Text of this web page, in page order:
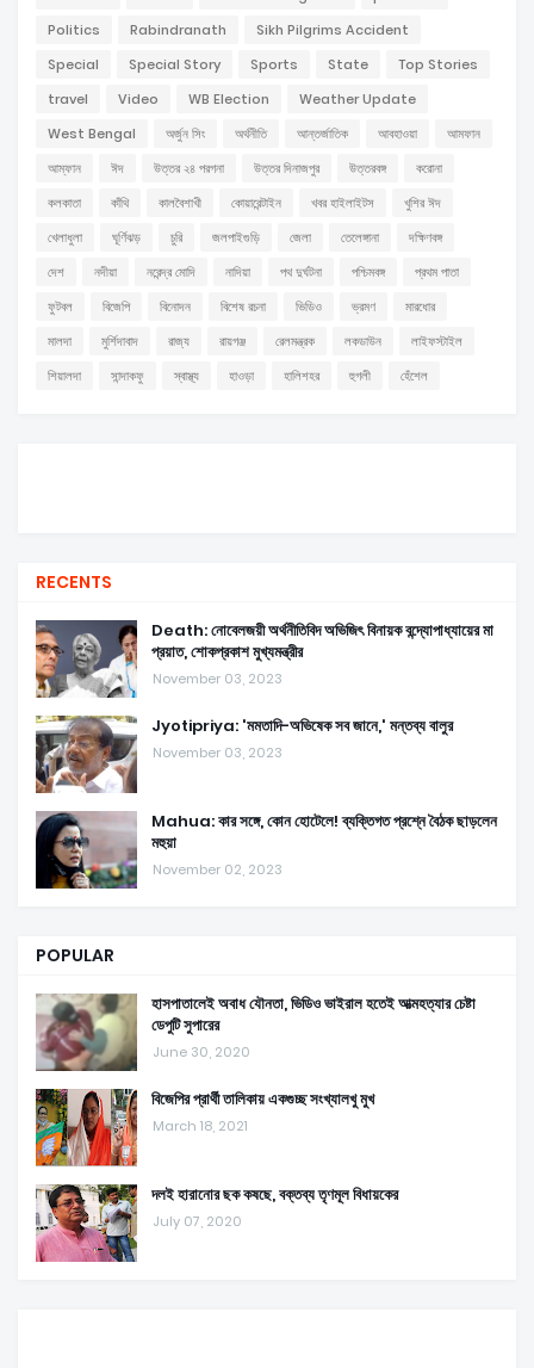
Politics
Rabindranath
Sikh Pilgrims Accident
Special
Special Story Sports State
Top Stories
travel
Video WB Election
Weather Update
West Bengal
অর্জুন সিং অর্থনীতি আন্তর্জাতিক আবহাওয়া
আমফান
আম্ফান
ঈদ উত্তর ২৪ পরগনা উত্তর দিনাজপুর উত্তরবঙ্গ
করোনা
কলকাতা
কাঁথি কালবৈশাখী কোয়ারেন্টাইন খবর হাইলাইটস
খুশির ঈদ
খেলাধুলা
ঘূর্ণিঝড় চুরি জলপাইগুড়ি জেলা তেলেঙ্গানা
দক্ষিণবঙ্গ
দেশ
নদীয়া নরেন্দ্র মোদি নাদিয়া পথ দুর্ঘটনা পশ্চিমবঙ্গ
প্রথম পাতা
ফুটবল
বিজেপি বিনোদন বিশেষ রচনা ভিডিও ভ্রমণ
মারধোর
মালদা
মুর্শিদাবাদ রাজ্য রায়গঞ্জ রেলমন্ত্রক লকডাউন
লাইফস্টাইল
শিয়ালদা
সান্দাকফু স্বাস্থ্য হাওড়া হালিশহর হুগলী হেঁশেল
RECENTS
Death: নোবেলজয়ী অর্থনীতিবিদ অভিজিৎ বিনায়ক বন্দ্যোপাধ্যায়ের মা
প্রয়াত, শোকপ্রকাশ মুখ্যমন্ত্রীর
November 03, 2023
Jyotipriya: 'মমতাদি-অভিষেক সব জানে,' মন্তব্য বালুর
November 03, 2023
Mahua: কার সঙ্গে, কোন হোটেলে! ব্যক্তিগত প্রশ্নে বৈঠক ছাড়লেন
মহুয়া
November 02, 2023
POPULAR
হাসপাতালেই অবাধ যৌনতা, ভিডিও ভাইরাল হতেই আত্মহত্যার চেষ্টা
ডেপুটি সুপারের
June 30, 2020
বিজেপির প্রার্থী তালিকায় একগুচ্ছ সংখ্যালখু মুখ
March 18, 2021
দলই হারানোর ছক কষছে, বক্তব্য তৃণমূল বিধায়কের
July 07, 2020